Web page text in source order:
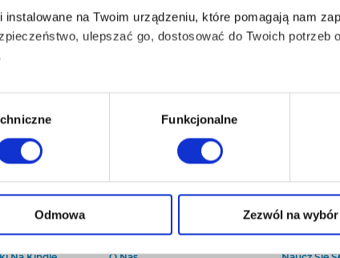
instalowane na Twoim urządzeniu, które pomagają nam
ulepszać go, dostosować do Twoich potrzeb
które są nam niezbędne do prawidłowego i
zgoda poprawi Twoje doświadczenia jeśli jesteś
Funkcjonalne
Odmowa Zezwól na wybór
Ebooki
Kontakt
Baza
Który